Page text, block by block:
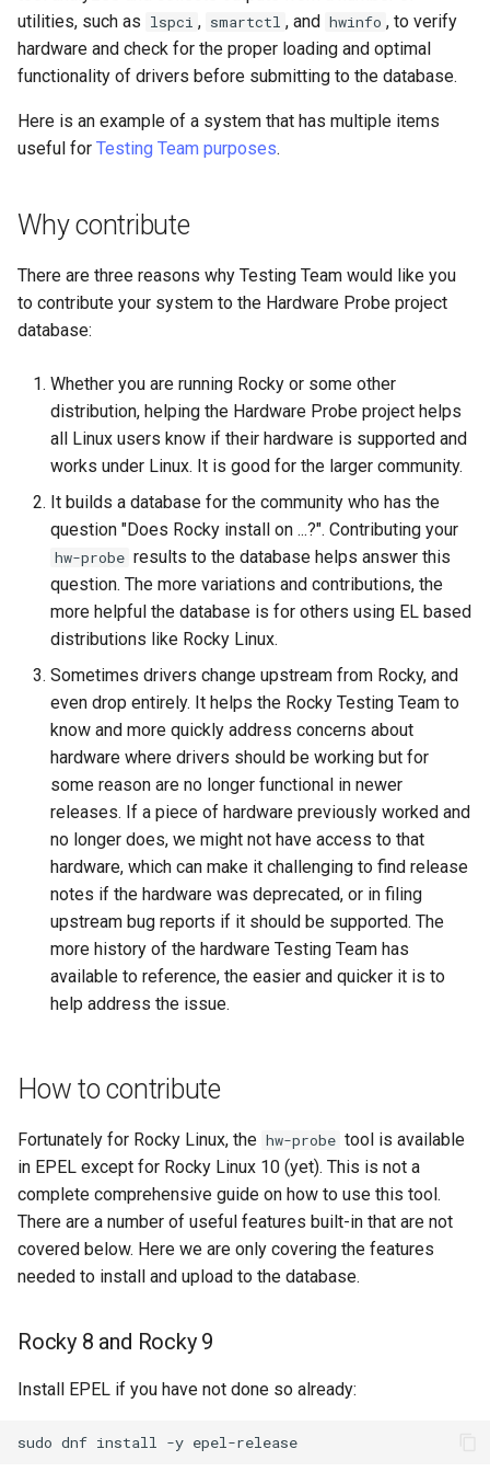
Desktop
DNS
Editors
File Sharing Services
Filesystems
ISOs
Kernel
Migrating cgroups v1 to v2 on
Rocky Linux
Mirror Management
Network
Package Management
Proxies
Security
FreeRADIUS RADIUS
with Samba Active
Systemd
VPN WireGuard
Troubleshooting
Conclusions
Capitolo 6. Server mail
Laboratorio 10:
Configurazione di kubectl
l'accesso remoto
Laboratorio 11:
bash - Colore della stringa
Python
CPU
torsocks - Instradare il
traffico attraverso
Xorriso
Rilascio 8.6
Release 8.5
Release 8.4
2024
Installation
QA:Testcase Media File
QA:Testcase Media
QA:Testcase Media USB dd
QA:Testcase Minimal
Installation
Attached Storage
QA:Testcase Packages and
Installer Sources
QA:Testcase Packages No
Insights
QA:Testcase Packages No
RHSM
QA:Testcase Application
Functionality
QA:Testcase Artwork and
Assets
QA:Testcase GNOME UI
Functionality
QA:Testcase Identity
Management
QA:Testcase Keyboard
QA:Testcase Module Streams
QA:Testcase Multimonitor
Setup
QA:Testcase Basic Package
installs
on Desktop clients
QA:Testcase SELinux Errors
utilities, such as lspci , smartctl , and hwinfo , to verify
hardware and check for the proper loading and optimal
functionality of drivers before submitting to the database.
Here is an example of a system that has multiple items
useful for Testing Team purposes.
Why contribute
There are three reasons why Testing Team would like you
to contribute your system to the Hardware Probe project
database:
Whether you are running Rocky or some other
distribution, helping the Hardware Probe project helps
all Linux users know if their hardware is supported and
works under Linux. It is good for the larger community.
It builds a database for the community who has the
question "Does Rocky install on ...?". Contributing your
hw-probe results to the database helps answer this
question. The more variations and contributions, the
more helpful the database is for others using EL based
distributions like Rocky Linux.
Sometimes drivers change upstream from Rocky, and
even drop entirely. It helps the Rocky Testing Team to
know and more quickly address concerns about
hardware where drivers should be working but for
some reason are no longer functional in newer
releases. If a piece of hardware previously worked and
no longer does, we might not have access to that
hardware, which can make it challenging to find release
notes if the hardware was deprecated, or in filing
upstream bug reports if it should be supported. The
more history of the hardware Testing Team has
available to reference, the easier and quicker it is to
help address the issue.
How to contribute
Fortunately for Rocky Linux, the hw-probe tool is available
in EPEL except for Rocky Linux 10 (yet). This is not a
complete comprehensive guide on how to use this tool.
There are a number of useful features built-in that are not
covered below. Here we are only covering the features
needed to install and upload to the database.
Rocky 8 and Rocky 9
Install EPEL if you have not done so already:
sudo dnf install -y